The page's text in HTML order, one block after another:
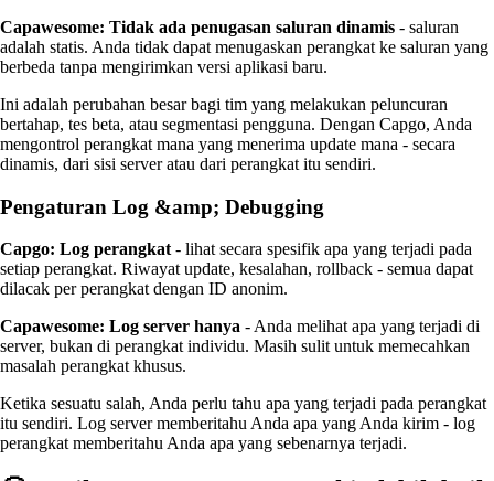
Capawesome: Tidak ada penugasan saluran dinamis - saluran
adalah statis. Anda tidak dapat menugaskan perangkat ke saluran yang
berbeda tanpa mengirimkan versi aplikasi baru.
Ini adalah perubahan besar bagi tim yang melakukan peluncuran
bertahap, tes beta, atau segmentasi pengguna. Dengan Capgo, Anda
mengontrol perangkat mana yang menerima update mana - secara
dinamis, dari sisi server atau dari perangkat itu sendiri.
Pengaturan Log &amp; Debugging
Capgo: Log perangkat - lihat secara spesifik apa yang terjadi pada
setiap perangkat. Riwayat update, kesalahan, rollback - semua dapat
dilacak per perangkat dengan ID anonim.
Capawesome: Log server hanya - Anda melihat apa yang terjadi di
server, bukan di perangkat individu. Masih sulit untuk memecahkan
masalah perangkat khusus.
Ketika sesuatu salah, Anda perlu tahu apa yang terjadi pada perangkat
itu sendiri. Log server memberitahu Anda apa yang Anda kirim - log
perangkat memberitahu Anda apa yang sebenarnya terjadi.